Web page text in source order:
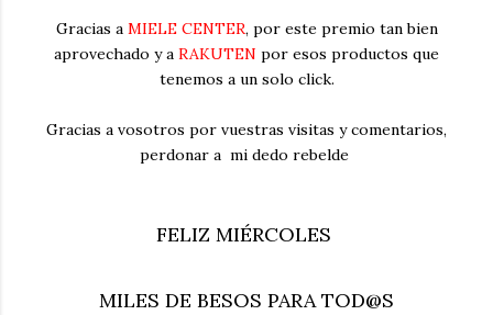
Gracias a MIELE CENTER, por este premio tan bien
aprovechado y a RAKUTEN por esos productos que
tenemos a un solo click.
Gracias a vosotros por vuestras visitas y comentarios,
perdonar a mi dedo rebelde
FELIZ MIÉRCOLES
MILES DE BESOS PARA TOD@S